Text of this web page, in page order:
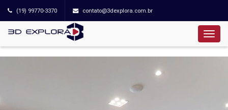
(19) 99770-3370 contato@3dexplora.com.br